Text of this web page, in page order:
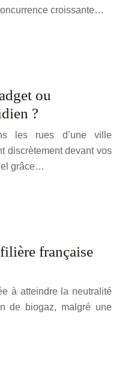
croissante…
ou
?
les rues d’une ville
discrètement devant vos
grâce…
française
à atteindre la neutralité
de biogaz, malgré une